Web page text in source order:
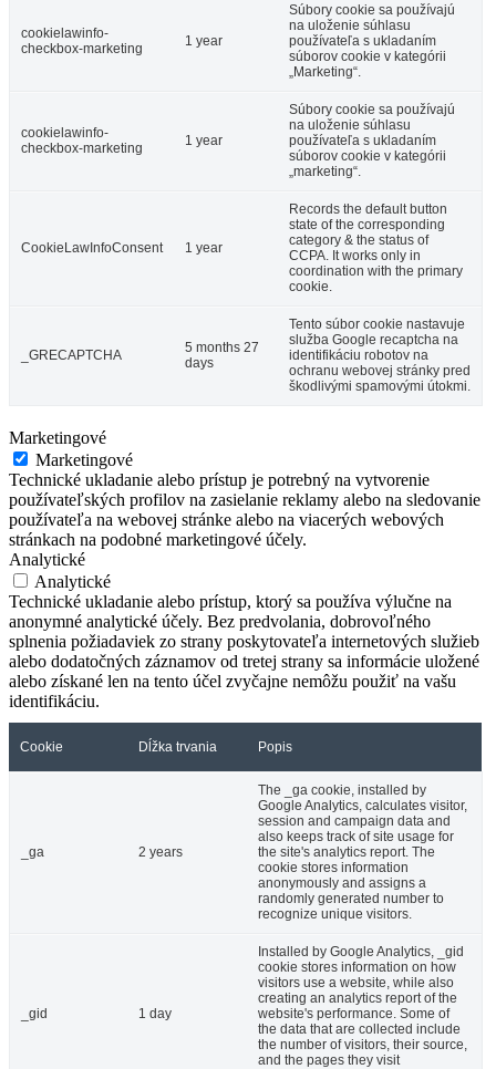
cookielawinfo-
checkbox-marketing
1 year
Súbory cookie sa používajú
na uloženie súhlasu
používateľa s ukladaním
súborov cookie v kategórii
„Marketing“.
cookielawinfo-
checkbox-marketing
1 year
Súbory cookie sa používajú
na uloženie súhlasu
používateľa s ukladaním
súborov cookie v kategórii
„marketing“.
CookieLawInfoConsent 1 year
Records the default button
state of the corresponding
category & the status of
CCPA. It works only in
coordination with the primary
cookie.
_GRECAPTCHA
5 months 27
days
Tento súbor cookie nastavuje
služba Google recaptcha na
identifikáciu robotov na
ochranu webovej stránky pred
škodlivými spamovými útokmi.
Marketingové
Marketingové
Technické ukladanie alebo prístup je potrebný na vytvorenie
používateľských profilov na zasielanie reklamy alebo na sledovanie
používateľa na webovej stránke alebo na viacerých webových
stránkach na podobné marketingové účely.
Analytické
Analytické
Technické ukladanie alebo prístup, ktorý sa používa výlučne na
anonymné analytické účely. Bez predvolania, dobrovoľného
splnenia požiadaviek zo strany poskytovateľa internetových služieb
alebo dodatočných záznamov od tretej strany sa informácie uložené
alebo získané len na tento účel zvyčajne nemôžu použiť na vašu
identifikáciu.
Cookie Dĺžka trvania Popis
_ga 2 years
The _ga cookie, installed by
Google Analytics, calculates visitor,
session and campaign data and
also keeps track of site usage for
the site's analytics report. The
cookie stores information
anonymously and assigns a
randomly generated number to
recognize unique visitors.
_gid 1 day
Installed by Google Analytics, _gid
cookie stores information on how
visitors use a website, while also
creating an analytics report of the
website's performance. Some of
the data that are collected include
the number of visitors, their source,
and the pages they visit